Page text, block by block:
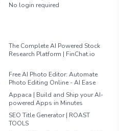
No login required
The Complete AI Powered Stock
Research Platform | FinChat.io
Free AI Photo Editor: Automate
Photo Editing Online - AI Ease
Appaca | Build and Ship your AI-
powered Apps in Minutes
SEO Title Generator | ROAST
TOOLS